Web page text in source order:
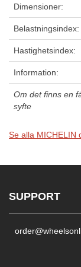
Dimensioner:
Belastningsindex:
Hastighetsindex:
Information:
Om det finns en
syfte
Se alla MICHELIN
SUPPORT